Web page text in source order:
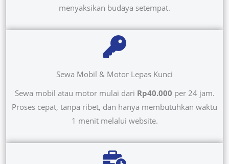
menyaksikan budaya setempat.
Sewa Mobil & Motor Lepas Kunci
Sewa mobil atau motor mulai dari Rp40.000 per 24 jam.
Proses cepat, tanpa ribet, dan hanya membutuhkan waktu
1 menit melalui website.